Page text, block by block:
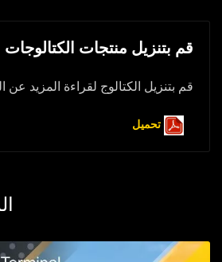
قم بتنزيل منتجات الكتالوجات
قم بتنزيل الكتالوج لقراءة المزيد عن
تحميل